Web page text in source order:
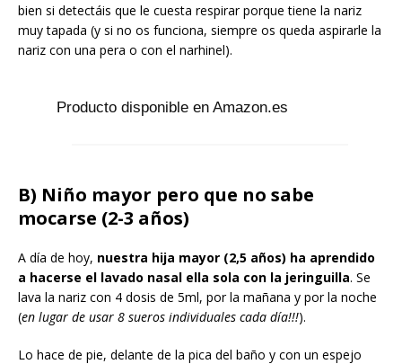
bien si detectáis que le cuesta respirar porque tiene la nariz
muy tapada (y si no os funciona, siempre os queda aspirarle la
nariz con una pera o con el narhinel).
Producto disponible en Amazon.es
B) Niño mayor pero que no sabe
mocarse (2-3 años)
A día de hoy, nuestra hija mayor (2,5 años) ha aprendido
a hacerse el lavado nasal ella sola con la jeringuilla. Se
lava la nariz con 4 dosis de 5ml, por la mañana y por la noche
(en lugar de usar 8 sueros individuales cada día!!!).
Lo hace de pie, delante de la pica del baño y con un espejo